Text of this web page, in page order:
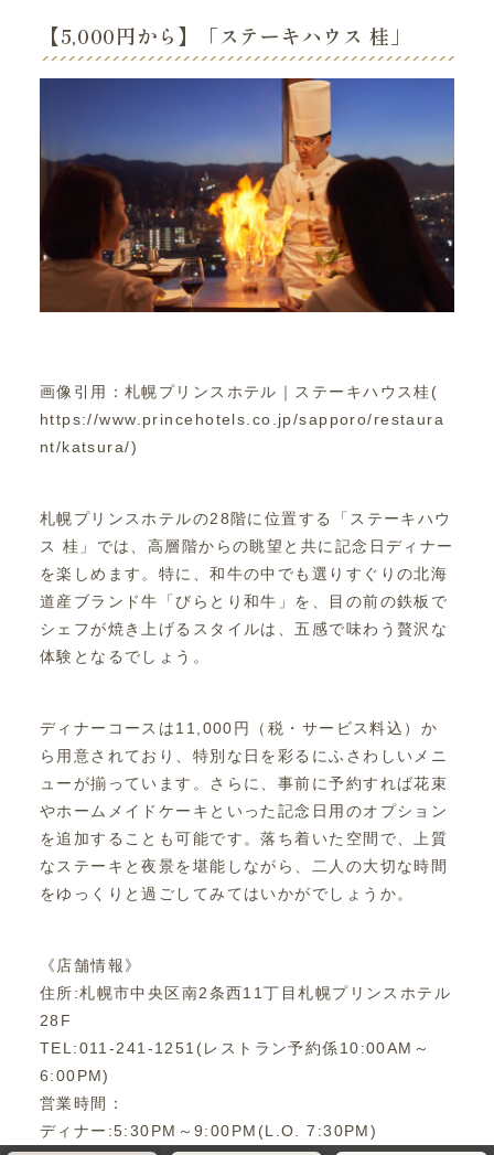
【5,000円から】「ステーキハウス 桂」
画像引用：札幌プリンスホテル｜ステーキハウス桂(
https://www.princehotels.co.jp/sapporo/restaura
nt/katsura/)
札幌プリンスホテルの28階に位置する「ステーキハウ
ス 桂」では、高層階からの眺望と共に記念日ディナー
を楽しめます。特に、和牛の中でも選りすぐりの北海
道産ブランド牛「びらとり和牛」を、目の前の鉄板で
シェフが焼き上げるスタイルは、五感で味わう贅沢な
体験となるでしょう。
ディナーコースは11,000円（税・サービス料込）か
ら用意されており、特別な日を彩るにふさわしいメニ
ューが揃っています。さらに、事前に予約すれば花束
やホームメイドケーキといった記念日用のオプション
を追加することも可能です。落ち着いた空間で、上質
なステーキと夜景を堪能しながら、二人の大切な時間
をゆっくりと過ごしてみてはいかがでしょうか。
《店舗情報》
住所:札幌市中央区南2条西11丁目札幌プリンスホテル
28F
TEL:011-241-1251(レストラン予約係10:00AM～
6:00PM)
営業時間：
ディナー:5:30PM～9:00PM(L.O. 7:30PM)